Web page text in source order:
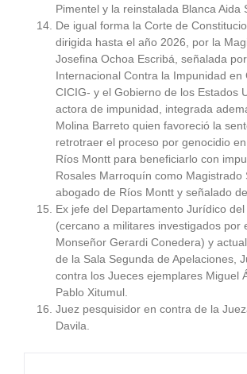
Pimentel y la reinstalada Blanca Aida
De igual forma la Corte de
dirigida hasta el año 2026, por la
Josefina Ochoa Escribá, señalada
Internacional Contra la Impunidad en
CICIG- y el Gobierno de los Estados
actora de impunidad, integrada
Molina Barreto quien favoreció la
retrotraer el proceso por genocidio
Ríos Montt para beneficiarlo con
Rosales Marroquín como Magistrado
abogado de Ríos Montt y señalado
Ex jefe del Departamento Jurídico
(cercano a militares investigados por
Monseñor Gerardi Conedera) y
de la Sala Segunda de Apelaciones,
contra los Jueces ejemplares Miguel
Pablo Xitumul.
Juez pesquisidor en contra de la
Davila.